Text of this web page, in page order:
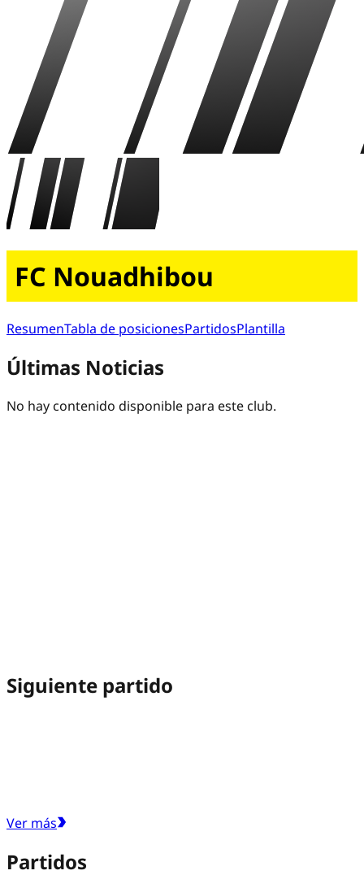
FC Nouadhibou
ResumenTabla de posicionesPartidosPlantilla
Últimas Noticias
No hay contenido disponible para este club.
Siguiente partido
Ver más
Partidos